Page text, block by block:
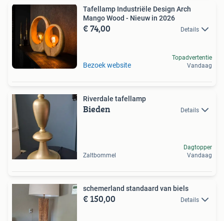
Tafellamp Industriële Design Arch
Mango Wood - Nieuw in 2026
€ 74,00 Details
Bezoek website
Topadvertentie
Vandaag
Riverdale tafellamp
Bieden Details
Zaltbommel
Dagtopper
Vandaag
schemerland standaard van biels
€ 150,00 Details